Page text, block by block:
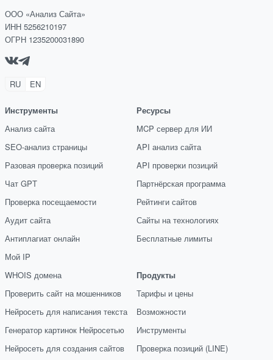
ООО «Анализ Сайта»
ИНН 5256210197
ОГРН 1235200031890
RU EN
Инструменты
Анализ сайта
SEO-анализ страницы
Разовая проверка позиций
Чат GPT
Проверка посещаемости
Аудит сайта
Антиплагиат онлайн
Мой IP
WHOIS домена
Проверить сайт на мошенников
Нейросеть для написания текста
Генератор картинок Нейросетью
Нейросеть для создания сайтов
Ресурсы
MCP сервер для ИИ
API анализ сайта
API проверки позиций
Партнёрская программа
Рейтинги сайтов
Сайты на технологиях
Бесплатные лимиты
Продукты
Тарифы и цены
Возможности
Инструменты
Проверка позиций (LINE)